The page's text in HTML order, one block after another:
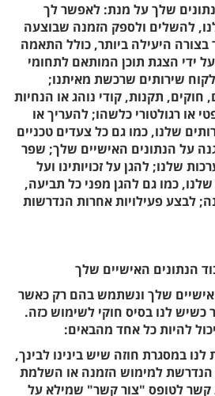
שלך על מנת: לאפשר לך
להשלים ולספק הזמנה שבוצעה
היעילה ביותר, כולל התאמה
ידי הצגת תוכן המותאם לתחומי
שירותים שרכשת מאיתנו;
חוקים, תקנות, קודי נוהג או הנחיות
או רגולטורי כלשהו; להעריך או
שלנו, כמו גם כל צעדים טכניים
על הנתונים האישיים שלך; שפר
שלנו; להגן על זכויותינו ועל
כמו גם להגן מפני כל תביעה,
לבצע פעילויות אחרות הנדרשות
שלך ונשתמש בהם רק כאשר
כשיש לנו בסיס חוקי לשימוש כזה.
להיות כל אחד מהבאים:
לנו במסגרת חוזה שיש בינינו לבינך,
הנדרשת למימוש הזמנה או השלמת
קשר לטופס "צור קשר" שמילא על